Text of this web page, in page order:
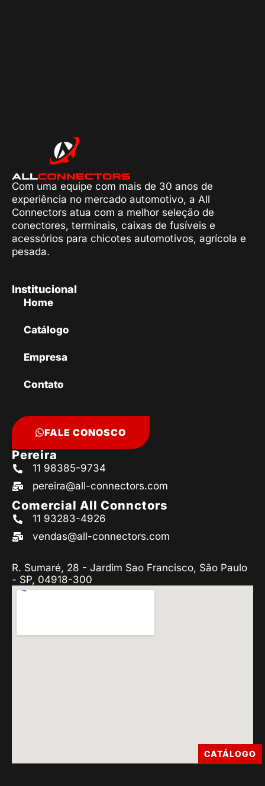
Com uma equipe com mais de 30 anos de
experiência no mercado automotivo, a All
Connectors atua com a melhor seleção de
conectores, terminais, caixas de fusíveis e
acessórios para chicotes automotivos, agrícola e
pesada.
Institucional
Home
Catálogo
Empresa
Contato
FALE CONOSCO
Pereira
11 98385-9734
pereira@all-connectors.com
Comercial All Connctors
11 93283-4926
vendas@all-connectors.com
R. Sumaré, 28 - Jardim Sao Francisco, São Paulo
- SP, 04918-300
CATÁLOGO